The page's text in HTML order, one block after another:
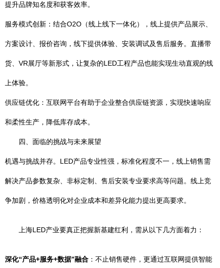
提升品牌知名度和获客效率。
服务模式创新：结合O2O（线上线下一体化），线上提供产品展示、
方案设计、报价咨询，线下提供体验、安装调试及售后服务。直播带
货、VR展厅等新形式，让复杂的LED工程产品也能实现生动直观的线
上体验。
供应链优化：互联网平台有助于企业整合供应链资源，实现快速响应
和柔性生产，降低库存成本。
四、面临的挑战与未来展望
机遇与挑战并存。LED产品专业性强，标准化程度不一，线上销售需
解决产品参数复杂、非标定制、售后安装专业要求高等问题。线上竞
争加剧，价格透明化对企业成本和差异化能力提出更高要求。
上海LED产业要真正把握新基建红利，需从以下几方面着力：
深化“产品+服务+数据”融合 ：不止销售硬件，更通过互联网提供智能